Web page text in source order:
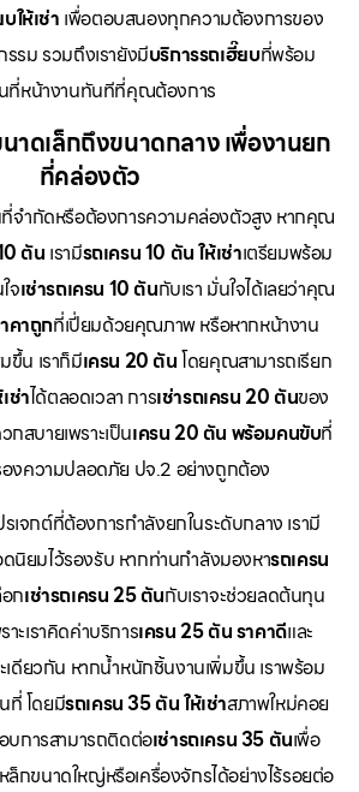
ให้เช่าเพื่อตอบสนองทุกความต้องการของ
รม รวมถึงเรายังมีบริการรถเฮี๊ยบที่พร้อม
ที่หน้างานทันทีที่คุณต้องการ
าดเล็กถึงขนาดกลาง เพื่องานยก
ที่คล่องตัว
จำกัดหรือต้องการความคล่องตัวสูง หากคุณ
ตัน เรามีรถเครน 10 ตัน ให้เช่าเตรียมพร้อม
จเช่ารถเครน 10 ตันกับเรา มั่นใจได้เลยว่าคุณ
คาถูกที่เปี่ยมด้วยคุณภาพ หรือหากหน้างาน
ขึ้น เราก็มีเครน 20 ตันโดยคุณสามารถเรียก
ช่าได้ตลอดเวลา การเช่ารถเครน 20 ตันของ
กสบายเพราะเป็นเครน 20 ตัน พร้อมคนขับที่
องความปลอดภัย ปจ.2 อย่างถูกต้อง
เจกต์ที่ต้องการกำลังยกในระดับกลาง เรามี
นิยมไว้รองรับ หากท่านกำลังมองหารถเครน
กเช่ารถเครน 25 ตันกับเราจะช่วยลดต้นทุน
าะเราคิดค่าบริการเครน 25 ตัน ราคาดีและ
ดียวกัน หากน้ำหนักชิ้นงานเพิ่มขึ้น เราพร้อม
ที่ โดยมีรถเครน 35 ตัน ให้เช่าสภาพใหม่คอย
บการสามารถติดต่อเช่ารถเครน 35 ตันเพื่อ
ล็กขนาดใหญ่หรือเครื่องจักรได้อย่างไร้รอยต่อ